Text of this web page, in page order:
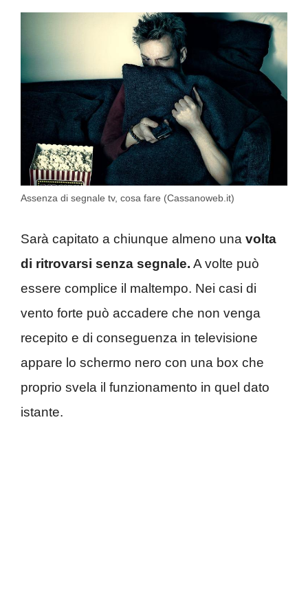
Assenza di segnale tv, cosa fare (Cassanoweb.it)
Sarà capitato a chiunque almeno una volta
di ritrovarsi senza segnale. A volte può
essere complice il maltempo. Nei casi di
vento forte può accadere che non venga
recepito e di conseguenza in televisione
appare lo schermo nero con una box che
proprio svela il funzionamento in quel dato
istante.